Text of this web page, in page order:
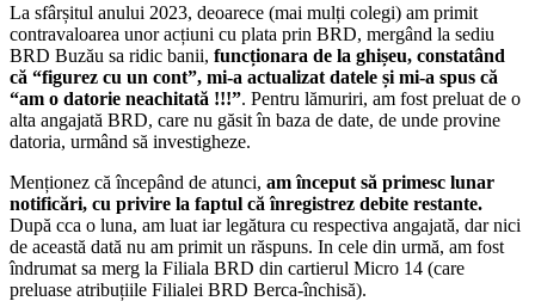
La sfârșitul anului 2023, deoarece (mai mulți colegi) am primit
contravaloarea unor acțiuni cu plata prin BRD, mergând la sediu
BRD Buzău sa ridic banii, funcționara de la ghișeu, constatând
că “figurez cu un cont”, mi-a actualizat datele și mi-a spus că
“am o datorie neachitată !!!”. Pentru lămuriri, am fost preluat de o
alta angajată BRD, care nu găsit în baza de date, de unde provine
datoria, urmând să investigheze.
Menționez că începând de atunci, am început să primesc lunar
notificări, cu privire la faptul că înregistrez debite restante.
După cca o luna, am luat iar legătura cu respectiva angajată, dar nici
de această dată nu am primit un răspuns. In cele din urmă, am fost
îndrumat sa merg la Filiala BRD din cartierul Micro 14 (care
preluase atribuțiile Filialei BRD Berca-închisă).